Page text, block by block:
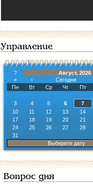
Управление
?
Август, 2026
«
‹ Сегодня
Пн
Вт Ср Чт Пт
3
4 5 6 7
10
11 12 13 14
17
18 19 20 21
24
25 26 27 28
31
Выберите дату
Вопрос дня